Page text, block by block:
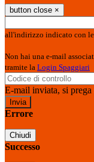
button close ×
all'indirizzo indicato con
Non hai una e-mail
tramite la Login Spaggiari
E-mail inviata, si
Errore
Chiudi
Successo